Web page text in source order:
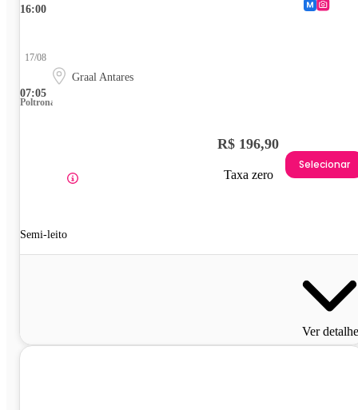
16:00
07:05
17/08
Graal Antares
Poltrona
Semi-leito
R$ 196,90
Taxa zero
Selecionar
Ver